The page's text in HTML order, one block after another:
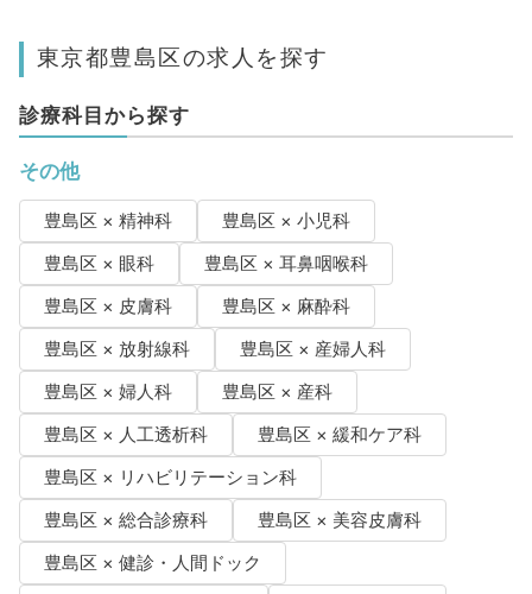
東京都豊島区の求人を探す
診療科目から探す
その他
豊島区 × 精神科
豊島区 × 小児科
豊島区 × 眼科
豊島区 × 耳鼻咽喉科
豊島区 × 皮膚科
豊島区 × 麻酔科
豊島区 × 放射線科
豊島区 × 産婦人科
豊島区 × 婦人科
豊島区 × 産科
豊島区 × 人工透析科
豊島区 × 緩和ケア科
豊島区 × リハビリテーション科
豊島区 × 総合診療科
豊島区 × 美容皮膚科
豊島区 × 健診・人間ドック